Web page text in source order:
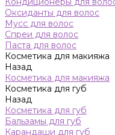
Оксиданты для волос
Мусс для волос
Спреи для волос
Паста для волос
Косметика для макияжа
Назад
Косметика для макияжа
Косметика для губ
Назад
Косметика для губ
Бальзамы для губ
Карандаши для губ